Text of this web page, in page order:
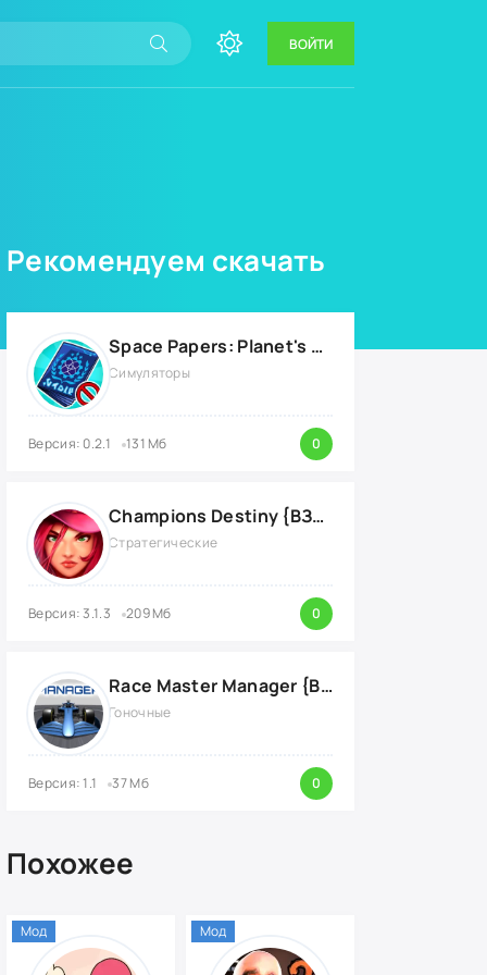
ВОЙТИ
Рекомендуем скачать
Space Papers: Planet's Border {ВЗЛОМ: энергию}
Симуляторы
Версия: 0.2.1 131 Мб 0
Champions Destiny {ВЗЛОМ: на радар}
Стратегические
Версия: 3.1.3 209 Мб 0
Race Master Manager {ВЗЛОМ: много денег}
Гоночные
Версия: 1.1 37 Мб 0
Похожее
Мод Мод